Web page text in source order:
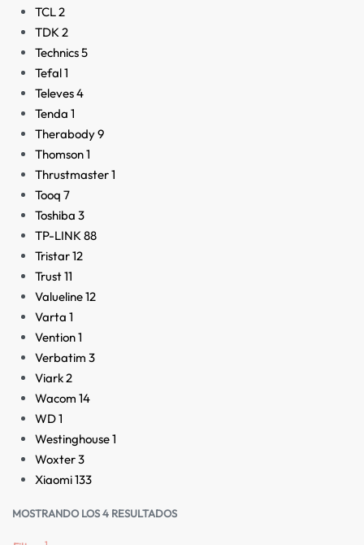
TCL2
TDK 2
Technics5
Tefal1
Televes4
Tenda 1
Therabody9
Thomson1
Thrustmaster1
Tooq 7
Toshiba 3
TP-LINK 88
Tristar12
Trust11
Valueline12
Varta 1
Vention1
Verbatim 3
Viark2
Wacom 14
WD1
Westinghouse1
Woxter3
Xiaomi133
MOSTRANDO LOS 4 RESULTADOS